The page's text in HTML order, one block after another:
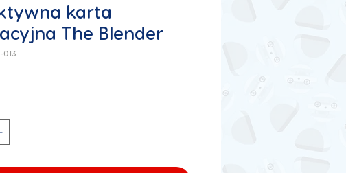
karta
The Blender
013